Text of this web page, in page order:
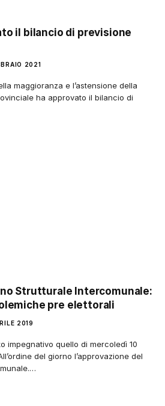
il bilancio di previsione
2021
maggioranza e l’astensione della
ha approvato il bilancio di
Strutturale Intercomunale:
pre elettorali
2019
impegnativo quello di mercoledì 10
del giorno l’approvazione del